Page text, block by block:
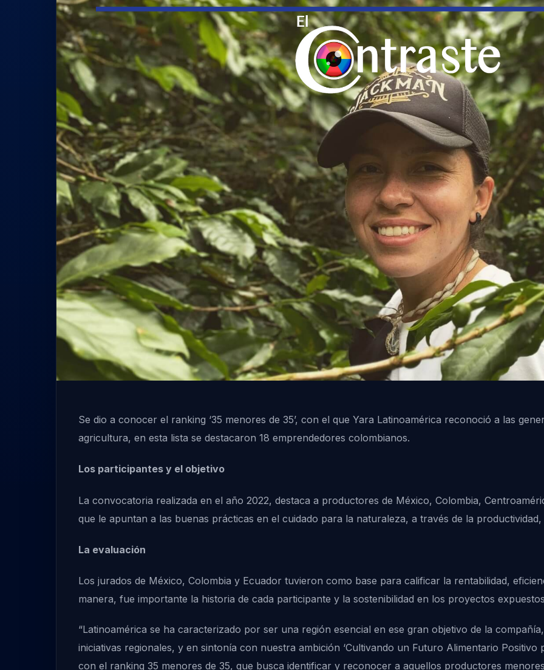
Se dio a conocer el ranking ‘35 menores de 35’, con el que Yara Latinoamérica reconoció a las
agricultura, en esta lista se destacaron 18 emprendedores colombianos.
Los participantes y el objetivo
La convocatoria realizada en el año 2022, destaca a productores de México, Colombia,
que le apuntan a las buenas prácticas en el cuidado para la naturaleza, a través de la
La evaluación
Los jurados de México, Colombia y Ecuador tuvieron como base para calificar la rentabilidad,
manera, fue importante la historia de cada participante y la sostenibilidad en los proyectos
“Latinoamérica se ha caracterizado por ser una región esencial en ese gran objetivo de la
iniciativas regionales, y en sintonía con nuestra ambición ‘Cultivando un Futuro Alimentario Positivo
con el ranking 35 menores de 35, que busca identificar y reconocer a aquellos productores